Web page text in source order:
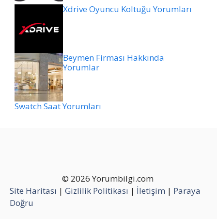
Xdrive Oyuncu Koltuğu Yorumları
Beymen Firması Hakkında
Yorumlar
Swatch Saat Yorumları
© 2026 Yorumbilgi.com
Site Haritası | Gizlilik Politikası | İletişim | Paraya
Doğru